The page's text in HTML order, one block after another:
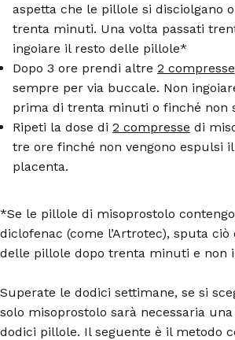
aspetta che le pillole si disciolgano
trenta minuti. Una volta passati
ingoiare il resto delle pillole*
Dopo 3 ore prendi altre 2 compresse
sempre per via buccale. Non
prima di trenta minuti o finché non
Ripeti la dose di 2 compresse di
tre ore finché non vengono espulsi
placenta.
*Se le pillole di misoprostolo
diclofenac (come l’Artrotec), sputa ciò
delle pillole dopo trenta minuti e non
Superate le dodici settimane, se si
solo misoprostolo sarà necessaria
dodici pillole. Il seguente è il metodo